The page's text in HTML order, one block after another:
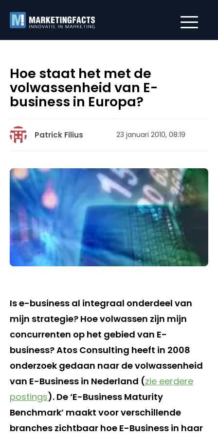
Hoe staat het met de
volwassenheid van E-
business in Europa?
Patrick Filius 23 januari 2010, 08:19
Is e-business al integraal onderdeel van
mijn strategie? Hoe volwassen zijn mijn
concurrenten op het gebied van E-
business? Atos Consulting heeft in 2008
onderzoek gedaan naar de volwassenheid
van E-Business in Nederland (zie eerdere
postings). De ‘E-Business Maturity
Benchmark’ maakt voor verschillende
branches zichtbaar hoe E-Business in haar